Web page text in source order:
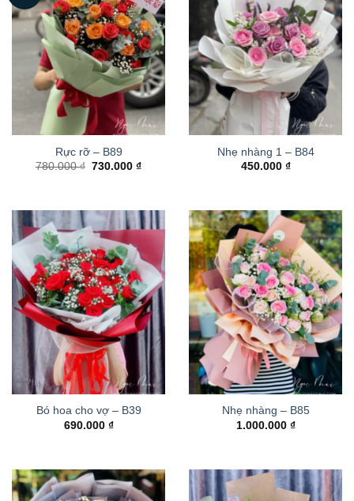
Rực rỡ – B89
780.000₫ Giá
730.000₫Giá
Nhẹ nhàng 1 – B84
450.000 ₫
Bó hoa cho vợ – B39
690.000 ₫
Nhẹ nhàng – B85
1.000.000 ₫